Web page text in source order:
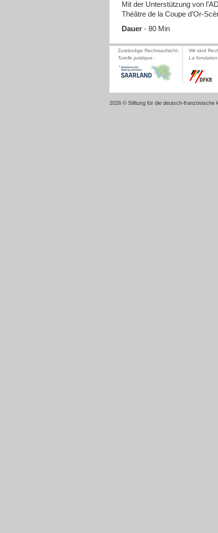
Mit der Unterstützung von
Théâtre de la Coupe d’Or-
Dauer - 80 Min
Zuständige Rechtsaufsicht:
Tutelle juridique :
Wir sind
La
2026 © Stiftung für die deutsch-französische